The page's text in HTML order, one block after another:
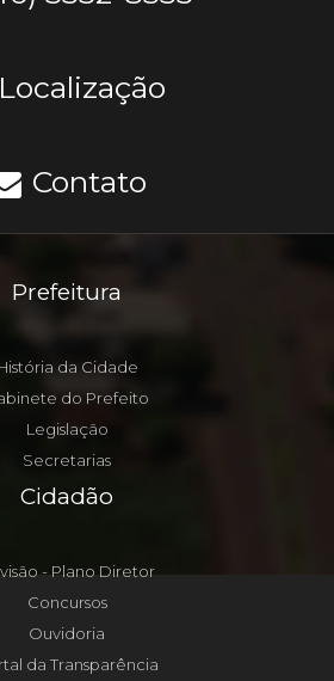
Localização
Contato
Prefeitura
da Cidade
do Prefeito
Legislação
Secretarias
Cidadão
- Plano Diretor
Concursos
Ouvidoria
da Transparência